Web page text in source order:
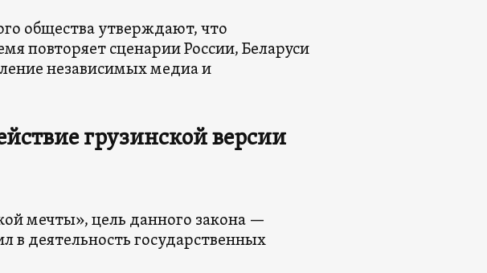
общества утверждают, что
повторяет сценарии России, Беларуси
независимых медиа и
грузинской версии
мечты», цель данного закона —
в деятельность государственных